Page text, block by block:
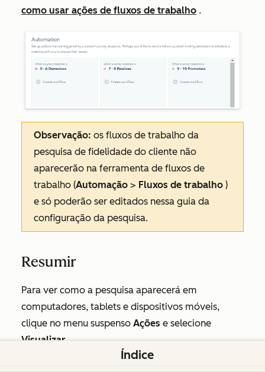
como usar ações de fluxos de trabalho .
Observação: os fluxos de trabalho da
pesquisa de fidelidade do cliente não
aparecerão na ferramenta de fluxos de
trabalho (Automação > Fluxos de trabalho )
e só poderão ser editados nessa guia da
configuração da pesquisa.
Resumir
Para ver como a pesquisa aparecerá em
computadores, tablets e dispositivos móveis,
clique no menu suspenso Ações e selecione
Visualizar.
Índice